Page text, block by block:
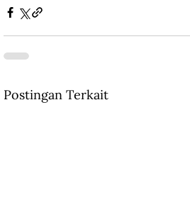
Postingan Terkait